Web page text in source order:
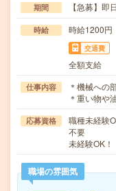
期間 【急募】即
時給 時給1200
交通費
全額支給
仕事内容
＊機械への
＊重い物や
応募資格
職種未経験
不要
未経験OK！
職場の雰囲気